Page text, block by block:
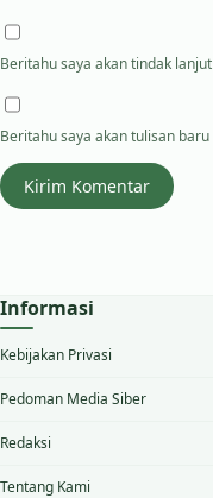
Beritahu saya akan tindak
Beritahu saya akan tulisan
Informasi
Kebijakan Privasi
Pedoman Media Siber
Redaksi
Tentang Kami